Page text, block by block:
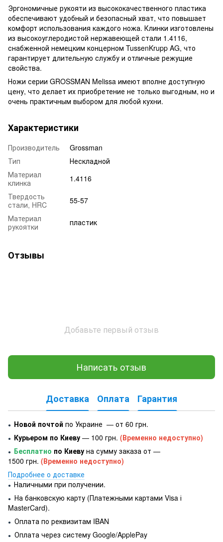
Эргономичные рукояти из высококачественного пластика
обеспечивают удобный и безопасный хват, что повышает
комфорт использования каждого ножа. Клинки изготовлены
из высокоуглеродистой нержавеющей стали 1.4116,
снабженной немецким концерном TussenKrupp AG, что
гарантирует длительную службу и отличные режущие
свойства.
Ножи серии GROSSMAN Melissa имеют вполне доступную
цену, что делает их приобретение не только выгодным, но и
очень практичным выбором для любой кухни.
Характеристики
Производитель
Grossman
Тип
Нескладной
Материал
клинка
1.4116
Твердость
стали, HRC
55-57
Материал
рукоятки
пластик
Отзывы
Добавьте первый отзыв
Написать отзыв
Доставка Оплата Гарантия
● Новой почтой по Украине — от 60 грн.
● Курьером по Киеву — 100 грн. (Временно недоступно)
● Бесплатно по Киеву на сумму заказа от —
1500 грн. (Временно недоступно)
Подробнее о доставке
● Наличными при получении.
● На банковскую карту (Платежными картами Visa і
MasterCard).
● Оплата по реквизитам IBAN
● Оплата через систему Google/ApplePay